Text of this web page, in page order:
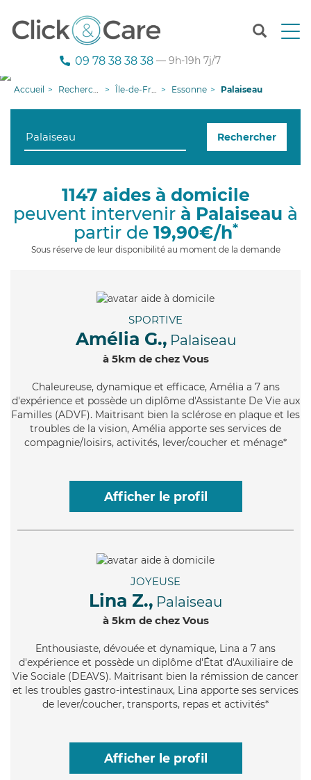
T
n
g
i
09 78 38 38 38 — 9h-19h 7j/7
Accueil Recherche aide à domicile Île-de-France Essonne Palaiseau
Rechercher
1147 aides à domicile
peuvent intervenir à Palaiseau à
partir de 19,90€/h*
Sous réserve de leur disponibilité au moment de la demande
SPORTIVE
Amélia G., Palaiseau
à 5km de chez Vous
Chaleureuse, dynamique et efficace, Amélia a 7 ans
d'expérience et possède un diplôme d'Assistante De Vie aux
Familles (ADVF). Maitrisant bien la sclérose en plaque et les
troubles de la vision, Amélia apporte ses services de
compagnie/loisirs, activités, lever/coucher et ménage*
Afficher le profil
JOYEUSE
Lina Z., Palaiseau
à 5km de chez Vous
Enthousiaste, dévouée et dynamique, Lina a 7 ans
d'expérience et possède un diplôme d'État d'Auxiliaire de
Vie Sociale (DEAVS). Maitrisant bien la rémission de cancer
et les troubles gastro-intestinaux, Lina apporte ses services
de lever/coucher, transports, repas et activités*
Afficher le profil